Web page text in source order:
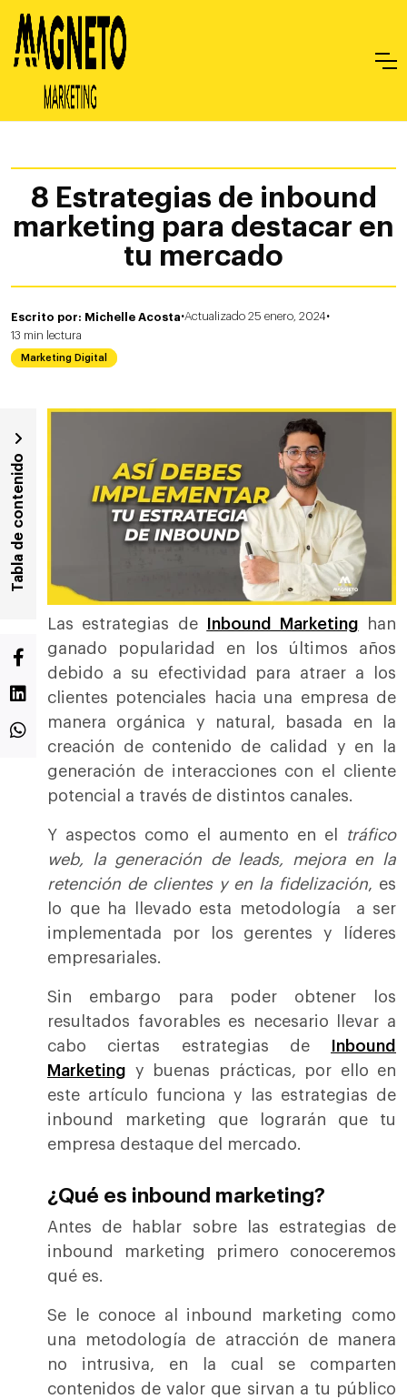
8 Estrategias de inbound
marketing para destacar en
tu mercado
Escrito por: Michelle Acosta·Actualizado 25 enero, 2024·
13 min lectura
Marketing Digital
Tabla de contenido
Las estrategias de Inbound Marketing
han
ganado popularidad en los últimos años
debido a su efectividad para atraer a los
clientes potenciales hacia una empresa de
manera orgánica y natural, basada en la
creación de contenido de calidad y en la
generación de interacciones con el cliente
potencial a través de distintos canales.
Y aspectos como el aumento en el
tráfico
web, la generación de leads, mejora en la
retención de clientes y en la fidelización, es
lo que ha llevado esta metodología a ser
implementada por los gerentes y líderes
empresariales.
Sin embargo para poder obtener los
resultados favorables es necesario llevar a
cabo ciertas estrategias de
Inbound
Marketing y buenas prácticas, por ello en
este artículo funciona y las estrategias de
inbound marketing que lograrán que tu
empresa destaque del mercado.
¿Qué es inbound marketing?
Antes de hablar sobre las estrategias de
inbound marketing primero conoceremos
qué es.
Se le conoce al inbound marketing como
una metodología de atracción de manera
no intrusiva, en la cual se comparten
contenidos de valor que sirvan a tu público